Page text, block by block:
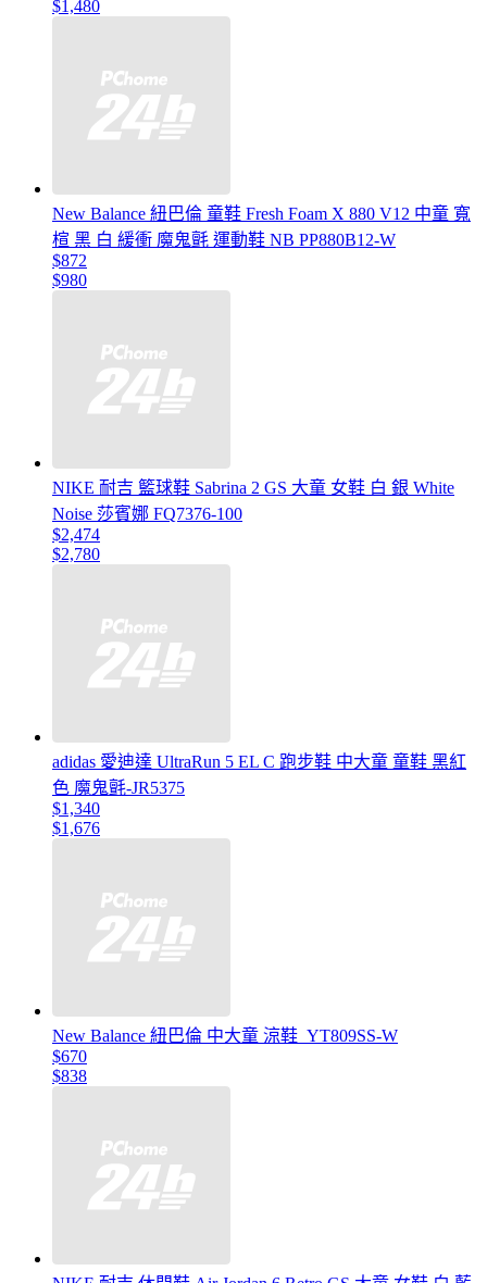
$1,480
New Balance 紐巴倫 童鞋 Fresh Foam X 880 V12 中童 寬
楦 黑 白 緩衝 魔鬼氈 運動鞋 NB PP880B12-W
$872
$980
NIKE 耐吉 籃球鞋 Sabrina 2 GS 大童 女鞋 白 銀 White
Noise 莎賓娜 FQ7376-100
$2,474
$2,780
adidas 愛迪達 UltraRun 5 EL C 跑步鞋 中大童 童鞋 黑紅
色 魔鬼氈-JR5375
$1,340
$1,676
New Balance 紐巴倫 中大童 涼鞋_YT809SS-W
$670
$838